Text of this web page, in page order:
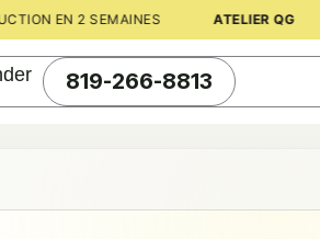
EN 2 SEMAINES ATELIER QG
819-266-8813